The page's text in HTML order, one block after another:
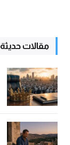
مقالات حديثة